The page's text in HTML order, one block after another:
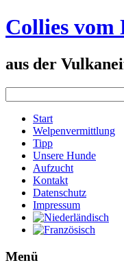
Collies
aus der
Start
Welpenvermittlung
Tipp
Unsere Hunde
Aufzucht
Kontakt
Datenschutz
Impressum
Menü